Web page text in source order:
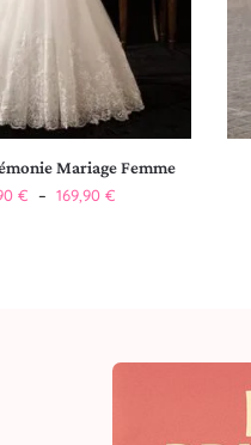
Mariage Femme
€ – 169,90 €